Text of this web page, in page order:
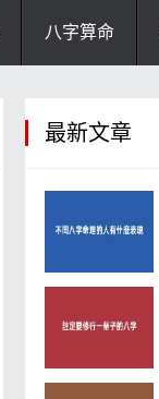
八字算命
最新文章